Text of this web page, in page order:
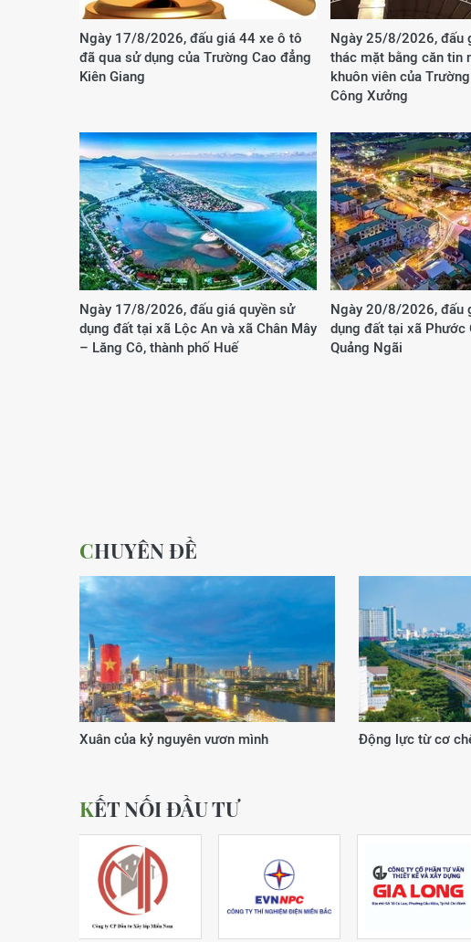
Ngày 17/8/2026, đấu giá 44 xe ô tô
đã qua sử dụng của Trường Cao đẳng
Kiên Giang
Ngày 25/8/2026, đấu
thác mặt bằng căn tin
khuôn viên của
Công Xưởng
Ngày 17/8/2026, đấu giá quyền sử
dụng đất tại xã Lộc An và xã Chân Mây
– Lăng Cô, thành phố Huế
Ngày 20/8/2026, đấu
dụng đất tại xã Phước
Quảng Ngãi
CHUYÊN ĐỀ
Xuân của kỷ nguyên vươn mình Động lực từ cơ
KẾT NỐI ĐẦU TƯ